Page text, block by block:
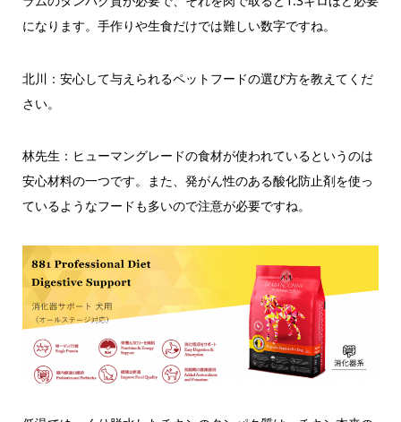
になります。手作りや生食だけでは難しい数字ですね。
北川：安心して与えられるペットフードの選び方を教えてくだ
さい。
林先生：ヒューマングレードの食材が使われているというのは
安心材料の一つです。また、発がん性のある酸化防止剤を使っ
ているようなフードも多いので注意が必要ですね。